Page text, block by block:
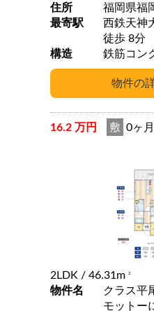
住所
福岡県福
最寄駅
西鉄天神
徒歩 8分
構造
鉄筋コン
16.2 万円 敷 0ヶ月
2LDK / 46.31m 2
物件名
クラス平
モットー